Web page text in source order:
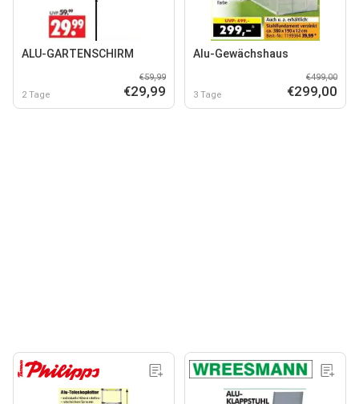
ALU-GARTENSCHIRM
2 Tage
€59,99
€29,99
Alu-Gewächshaus
3 Tage
€499,00
€299,00